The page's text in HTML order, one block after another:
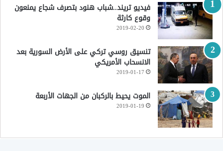
فيديو تريند..شباب هنود بتصرف شجاع يمنعون
وقوع كارثة
2019-02-20
تنسيق روسي تركي على الأرض السورية بعد
الانسحاب الأمريكي
2019-01-17
الموت يحيط بالركبان من الجهات الأربعة
2019-01-19